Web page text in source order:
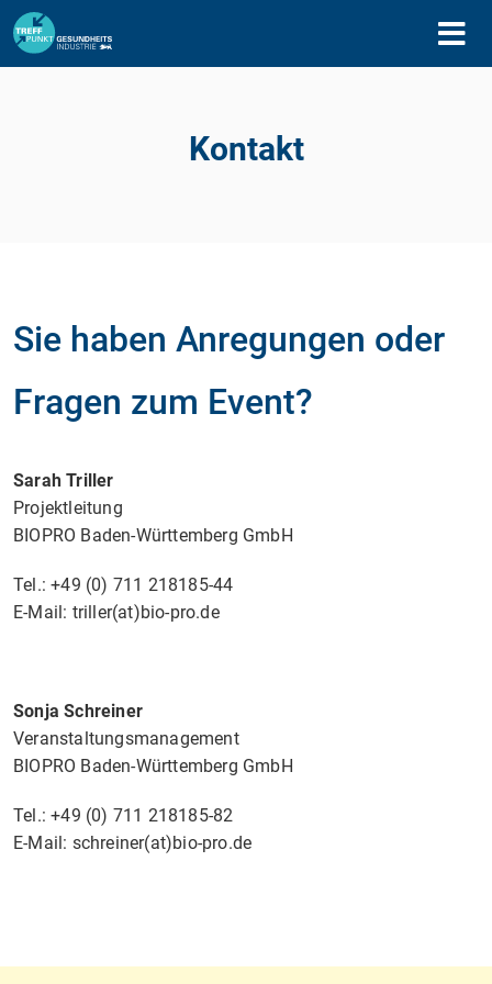
Kontakt
Sie haben Anregungen oder
Fragen zum Event?
Sarah Triller
Projektleitung
BIOPRO Baden-Württemberg GmbH
Tel.: +49 (0) 711 218185-44
E-Mail: triller(at)bio-pro.de
Sonja Schreiner
Veranstaltungsmanagement
BIOPRO Baden-Württemberg GmbH
Tel.: +49 (0) 711 218185-82
E-Mail: schreiner(at)bio-pro.de